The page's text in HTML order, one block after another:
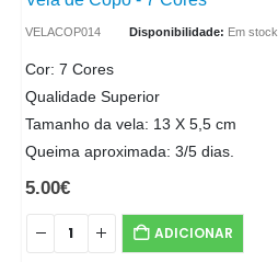
VELACOP014 Disponibilidade: Em stock
Cor: 7 Cores
Qualidade Superior
Tamanho da vela: 13 X 5,5 cm
Queima aproximada: 3/5 dias.
5.00€
ADICIONAR